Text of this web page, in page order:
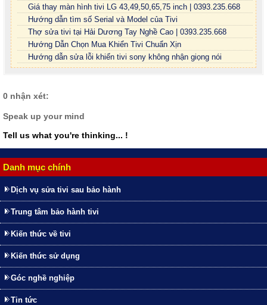
Danh mục chính
Dịch vụ sửa tivi sau bảo hành
Trung tâm bảo hành tivi
Kiến thức về tivi
Kiến thức sử dụng
Góc nghề nghiệp
Tin tức
Giá thay màn hình tivi LG 43,49,50,65,75 inch | 0393.235.668
Hướng dẫn tìm số Serial và Model của Tivi
Thợ sửa tivi tại Hải Dương Tay Nghề Cao | 0393.235.668
Hướng Dẫn Chọn Mua Khiển Tivi Chuẩn Xịn
Hướng dẫn sửa lỗi khiển tivi sony không nhận giọng nói
0 nhận xét:
Speak up your mind
Tell us what you're thinking... !